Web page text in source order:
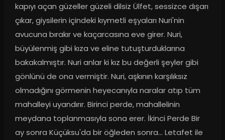
kapıyı açan güzeller güzeli dilsiz Ülfet, sessizce dışarı
çıkar, giysilerin içindeki kıymetli eşyaları Nuri'nin
avucuna bırakır ve kaçarcasına eve girer. Nuri,
büyülenmiş gibi kıza ve eline tutuşturduklarına
bakakalmıştır. Nuri anlar ki kız bu değerli şeyler gibi
gönlünü de ona vermiştir. Nuri, aşkının karşılıksız
olmadığını görmenin heyecanıyla naralar atıp tüm
mahalleyi uyandırır. Birinci perde, mahallelinin
meydana toplanmasıyla sona erer. İkinci Perde Bir
ay sonra Küçüksu'da bir öğleden sonra... Letafet ile